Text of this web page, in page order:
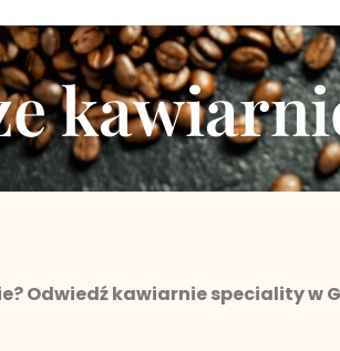
Odwiedź kawiarnie speciality